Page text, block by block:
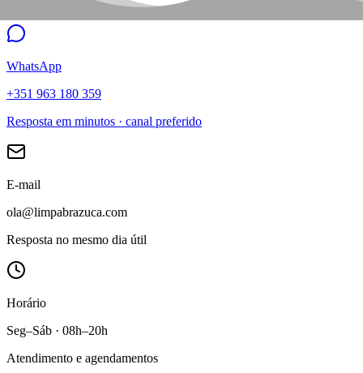
WhatsApp
+351 963 180 359
Resposta em minutos · canal preferido
E-mail
ola@limpabrazuca.com
Resposta no mesmo dia útil
Horário
Seg–Sáb · 08h–20h
Atendimento e agendamentos